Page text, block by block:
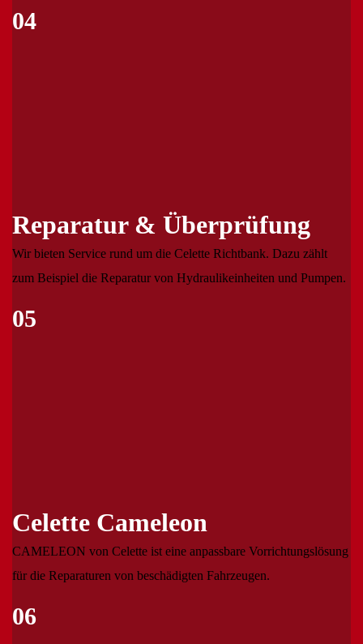
04
Reparatur & Überprüfung
Wir bieten Service rund um die Celette Richtbank. Dazu zählt
zum Beispiel die Reparatur von Hydraulikeinheiten und Pumpen.
05
Celette Cameleon
CAMELEON von Celette ist eine anpassbare Vorrichtungslösung
für die Reparaturen von beschädigten Fahrzeugen.
06